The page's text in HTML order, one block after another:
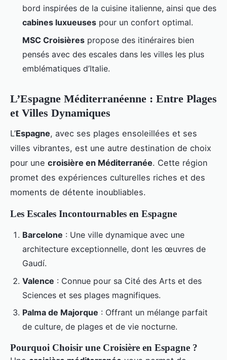
bord inspirées de la cuisine italienne, ainsi que des
cabines luxueuses pour un confort optimal.
MSC Croisières propose des itinéraires bien
pensés avec des escales dans les villes les plus
emblématiques d’Italie.
L’Espagne Méditerranéenne : Entre Plages
et Villes Dynamiques
L’Espagne, avec ses plages ensoleillées et ses
villes vibrantes, est une autre destination de choix
pour une croisière en Méditerranée. Cette région
promet des expériences culturelles riches et des
moments de détente inoubliables.
Les Escales Incontournables en Espagne
Barcelone : Une ville dynamique avec une
architecture exceptionnelle, dont les œuvres de
Gaudí.
Valence : Connue pour sa Cité des Arts et des
Sciences et ses plages magnifiques.
Palma de Majorque : Offrant un mélange parfait
de culture, de plages et de vie nocturne.
Pourquoi Choisir une Croisière en Espagne ?